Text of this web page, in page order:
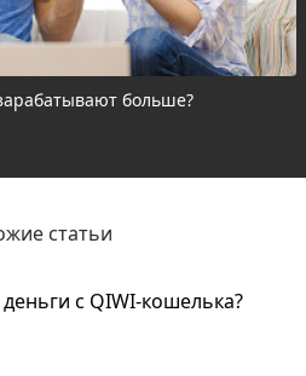
больше?
статьи
с QIWI-кошелька?